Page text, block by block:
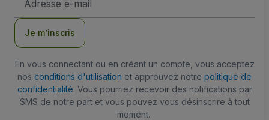
e-
Je m’inscris
En vous connectant ou en créant un compte, vous acceptez
nos conditions d'utilisation et approuvez notre politique de
confidentialité. Vous pourriez recevoir des notifications par
SMS de notre part et vous pouvez vous désinscrire à tout
moment.